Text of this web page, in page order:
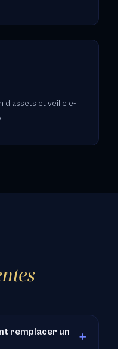
d'assets et veille e-
remplacer un